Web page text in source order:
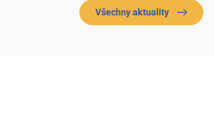
Všechny aktuality